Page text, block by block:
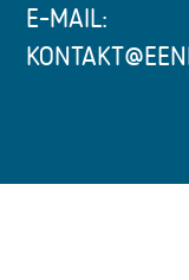
E-MAIL: